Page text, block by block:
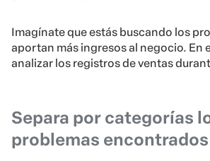
Imagínate que estás buscando los
aportan más ingresos al negocio. En
analizar los registros de ventas
Separa por categorías
problemas encontrados